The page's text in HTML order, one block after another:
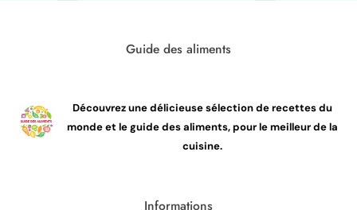
Guide des aliments
Découvrez une délicieuse sélection de recettes du
monde et le guide des aliments, pour le meilleur de la
cuisine.
Informations